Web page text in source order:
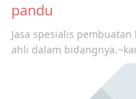
pandu
Jasa spesialis
ahli dalam